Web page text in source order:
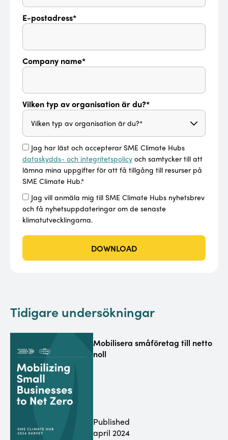
E-postadress*
Company name*
Vilken typ av organisation är du?*
Jag har läst och accepterar SME Climate Hubs
dataskydds- och integritetspolicy och samtycker till att
lämna mina uppgifter för att få tillgång till resurser på
SME Climate Hub.*
Jag vill anmäla mig till SME Climate Hubs nyhetsbrev
och få nyhetsuppdateringar om de senaste
klimatutvecklingarna.
DOWNLOAD
Tidigare undersökningar
Mobilisera småföretag till netto
noll
Published
april 2024